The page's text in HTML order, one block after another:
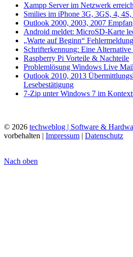
Xampp Server im Netzwerk
Smilies im iPhone 3G, 3GS, 4,
Outlook 2000, 2003, 2007
Android meldet: MicroSD-Karte
„Warte auf Beginn“
Schrifterkennung: Eine
Raspberry Pi Vorteile & Nachteile
Problemlösung Windows Live
Outlook 2010, 2013
Lesebestätigung
7-Zip unter Windows 7 im
© 2026 techweblog | Software &
vorbehalten | Impressum | Datenschutz
Nach oben